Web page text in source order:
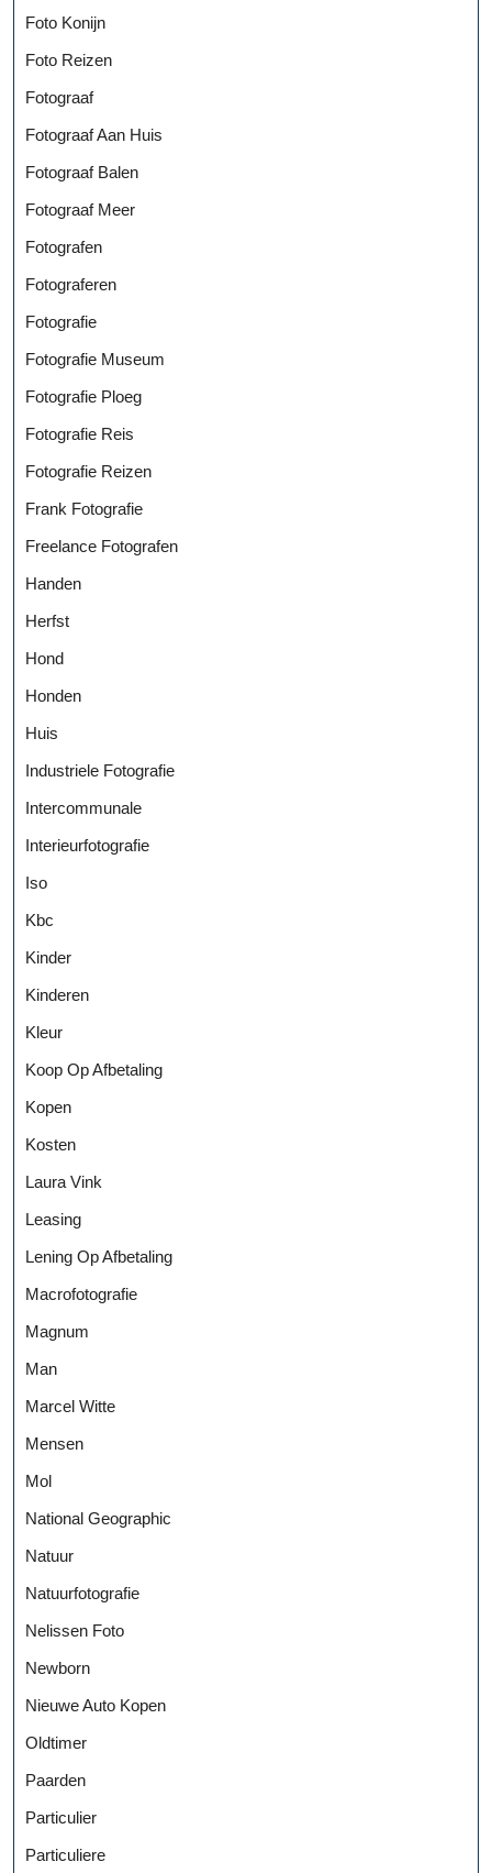
Foto Konijn
Foto Reizen
Fotograaf
Fotograaf Aan Huis
Fotograaf Balen
Fotograaf Meer
Fotografen
Fotograferen
Fotografie
Fotografie Museum
Fotografie Ploeg
Fotografie Reis
Fotografie Reizen
Frank Fotografie
Freelance Fotografen
Handen
Herfst
Hond
Honden
Huis
Industriele Fotografie
Intercommunale
Interieurfotografie
Iso
Kbc
Kinder
Kinderen
Kleur
Koop Op Afbetaling
Kopen
Kosten
Laura Vink
Leasing
Lening Op Afbetaling
Macrofotografie
Magnum
Man
Marcel Witte
Mensen
Mol
National Geographic
Natuur
Natuurfotografie
Nelissen Foto
Newborn
Nieuwe Auto Kopen
Oldtimer
Paarden
Particulier
Particuliere